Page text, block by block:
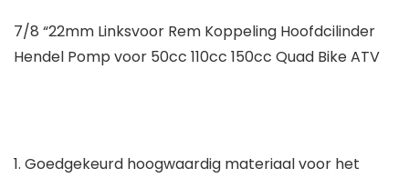
7/8 “22mm Linksvoor Rem Koppeling Hoofdcilinder
Hendel Pomp voor 50cc 110cc 150cc Quad Bike ATV
1. Goedgekeurd hoogwaardig materiaal voor het